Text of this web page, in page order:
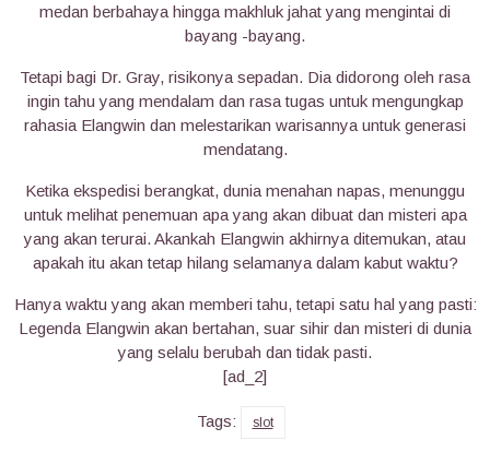
medan berbahaya hingga makhluk jahat yang mengintai di
bayang -bayang.
Tetapi bagi Dr. Gray, risikonya sepadan. Dia didorong oleh rasa
ingin tahu yang mendalam dan rasa tugas untuk mengungkap
rahasia Elangwin dan melestarikan warisannya untuk generasi
mendatang.
Ketika ekspedisi berangkat, dunia menahan napas, menunggu
untuk melihat penemuan apa yang akan dibuat dan misteri apa
yang akan terurai. Akankah Elangwin akhirnya ditemukan, atau
apakah itu akan tetap hilang selamanya dalam kabut waktu?
Hanya waktu yang akan memberi tahu, tetapi satu hal yang pasti:
Legenda Elangwin akan bertahan, suar sihir dan misteri di dunia
yang selalu berubah dan tidak pasti.
[ad_2]
Tags: slot